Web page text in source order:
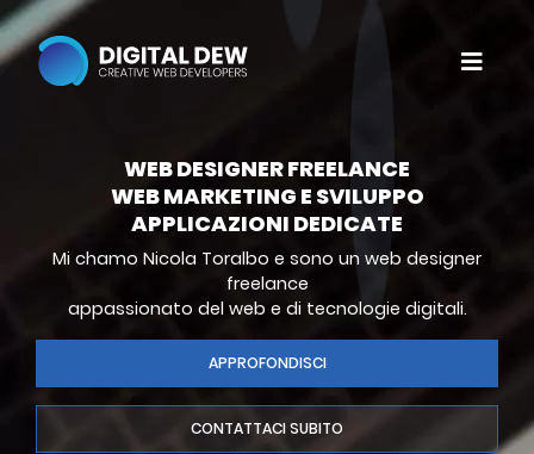
WEB DESIGNER FREELANCE
WEB MARKETING E SVILUPPO
APPLICAZIONI DEDICATE
Mi chamo Nicola Toralbo e sono un web designer
freelance
appassionato del web e di tecnologie digitali.
APPROFONDISCI
CONTATTACI SUBITO